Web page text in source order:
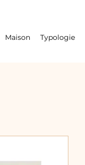
Maison Typologie